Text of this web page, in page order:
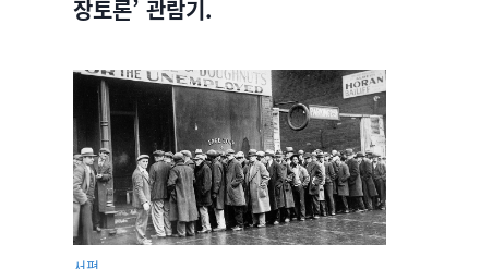
장토론’ 관람기.